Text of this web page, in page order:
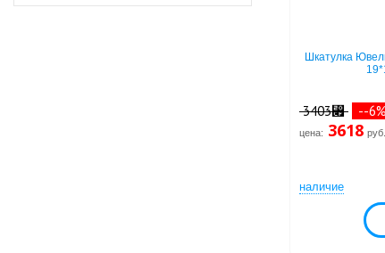
Шкатулка
3403⃏ --6%
цена: 3618 руб.
наличие